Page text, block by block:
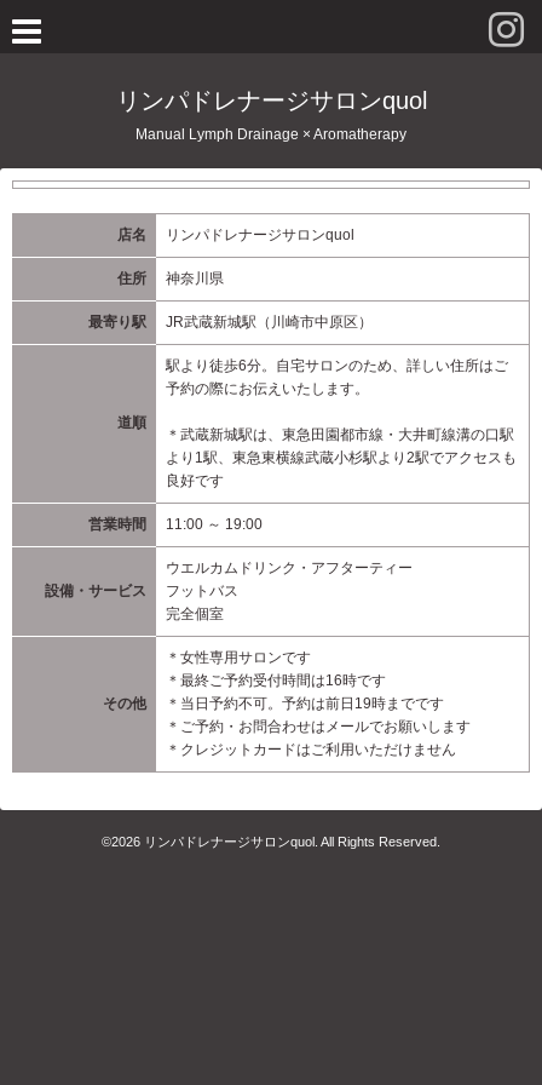
リンパドレナージサロンquol
Manual Lymph Drainage × Aromatherapy
店名 リンパドレナージサロンquol
住所 神奈川県
最寄り駅 JR武蔵新城駅（川崎市中原区）
道順
駅より徒歩6分。自宅サロンのため、詳しい住所はご
予約の際にお伝えいたします。
＊武蔵新城駅は、東急田園都市線・大井町線溝の口駅
より1駅、東急東横線武蔵小杉駅より2駅でアクセスも
良好です
営業時間 11:00 ～ 19:00
設備・サービス
ウエルカムドリンク・アフターティー
フットバス
完全個室
その他
＊女性専用サロンです
＊最終ご予約受付時間は16時です
＊当日予約不可。予約は前日19時までです
＊ご予約・お問合わせはメールでお願いします
＊クレジットカードはご利用いただけません
©2026 リンパドレナージサロンquol . All Rights Reserved.